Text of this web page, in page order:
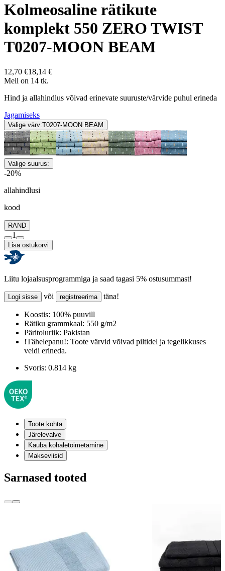
Kolmeosaline rätikute
komplekt 550 ZERO TWIST
T0207-MOON BEAM
12,70 €18,14 €
Meil on 14 tk.
Hind ja allahindlus võivad erinevate suuruste/värvide puhul erineda
Jagamiseks
Valige värv:T0207-MOON BEAM
Valige suurus:
-20%
allahindlusi
kood
RAND
1
Lisa ostukorvi
Liitu lojaalsusprogrammiga ja saad tagasi 5% ostusummast!
Logi sisse või registreerima täna!
Koostis: 100% puuvill
Rätiku grammkaal: 550 g/m2
Päritoluriik: Pakistan
!Tähelepanu!: Toote värvid võivad piltidel ja tegelikkuses
veidi erineda.
Svoris: 0.814 kg
Toote kohta
Järelevalve
Kauba kohaletoimetamine
Makseviisid
Sarnased tooted